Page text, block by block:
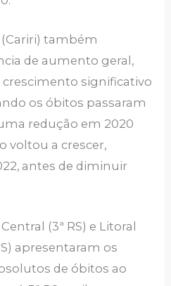
(Cariri) também
de aumento geral,
significativo
os óbitos passaram
uma redução em 2020
voltou a crescer,
antes de diminuir
(3ª RS) e Litoral
apresentaram os
de óbitos ao